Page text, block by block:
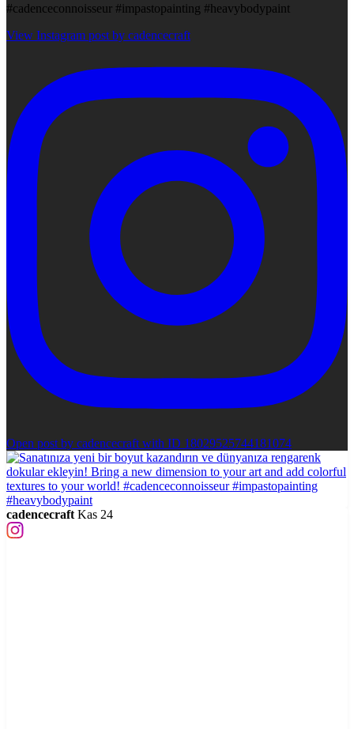
#cadenceconnoisseur #impastopainting #heavybodypaint
View Instagram post by cadencecraft
Open post by cadencecraft with ID 18029525744181074
cadencecraft Kas 24